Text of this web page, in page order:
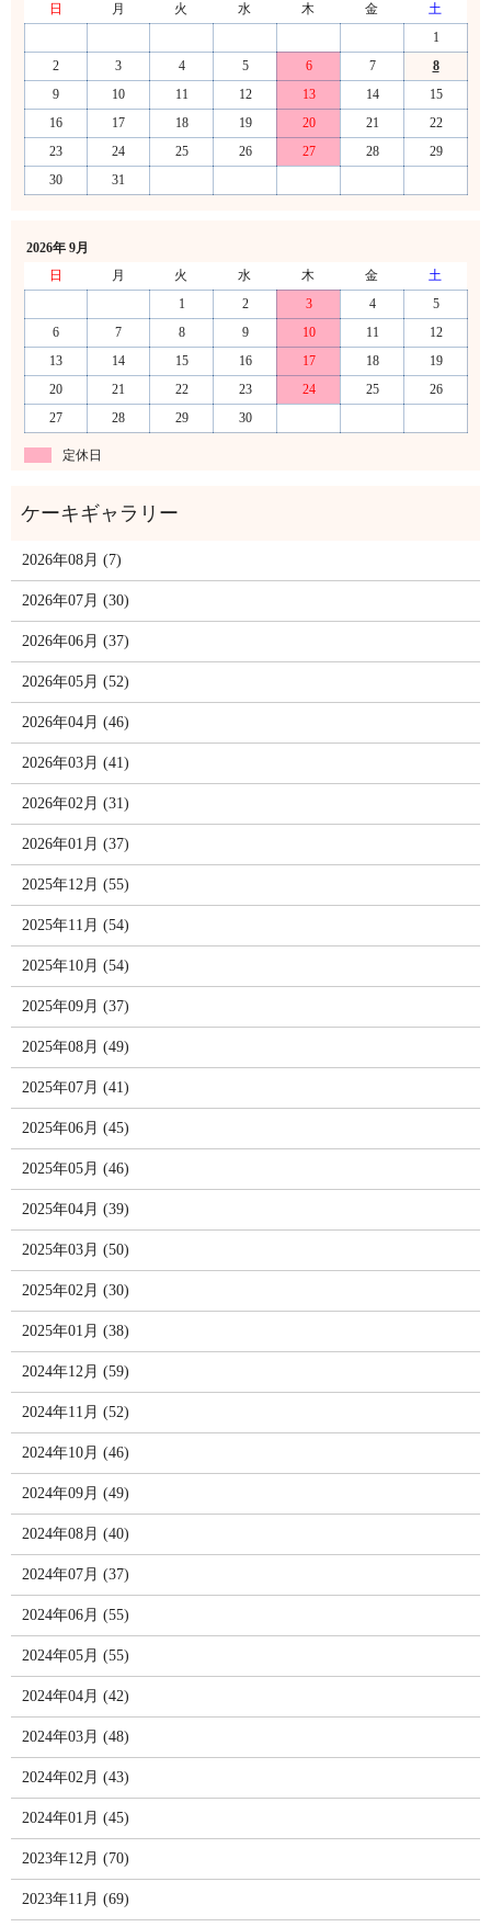
日
月 火 水 木 金
土
1
2
3 4 5 6 7
8
9
10 11 12 13 14
15
16
17 18 19 20 21
22
23
24 25 26 27 28
29
30
31
2026年 9月
日
月 火 水 木 金
土
1
2 3 4
5
6
7 8 9 10 11
12
13
14 15 16 17 18
19
20
21 22 23 24 25
26
27
28 29 30
定休日
2026年08月 (7)
2026年07月 (30)
2026年06月 (37)
2026年05月 (52)
2026年04月 (46)
2026年03月 (41)
2026年02月 (31)
2026年01月 (37)
2025年12月 (55)
2025年11月 (54)
2025年10月 (54)
2025年09月 (37)
2025年08月 (49)
2025年07月 (41)
2025年06月 (45)
2025年05月 (46)
2025年04月 (39)
2025年03月 (50)
2025年02月 (30)
2025年01月 (38)
2024年12月 (59)
2024年11月 (52)
2024年10月 (46)
2024年09月 (49)
2024年08月 (40)
2024年07月 (37)
2024年06月 (55)
2024年05月 (55)
2024年04月 (42)
2024年03月 (48)
2024年02月 (43)
2024年01月 (45)
2023年12月 (70)
2023年11月 (69)